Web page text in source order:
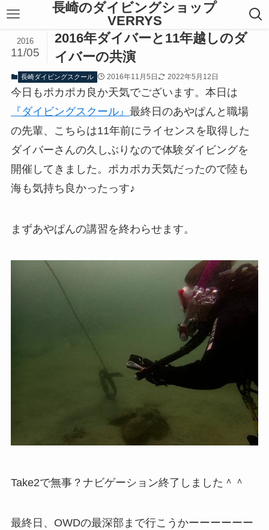
長崎のダイビングショップ
VERRYS
2016年ダイバーと11年越しのダ
イバーの共演
2016
11/05
長崎ダイビングスクール 2016年11月5日 2022年5月12日
今日もポカポカ良か天気でございます。本日は
『ダイビングスクール』 最終日のあやぱんと職場
の先輩、こちらは11年前にライセンスを取得した
ダイバーさんの久しぶりなので体験ダイビングを
開催してきました。ポカポカ天気だったので陸も
海も気持ち良かったっす♪
まずあやぱんの講習を終わらせます。
Take2で無事？ナビゲーション終了しました＾＾
最終日、OWDの最深部まで行こうかーーーーーー